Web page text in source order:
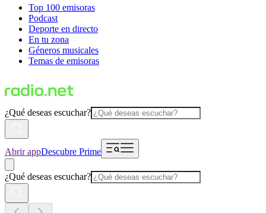
Top 100 emisoras
Podcast
Deporte en directo
En tu zona
Géneros musicales
Temas de emisoras
¿Qué deseas escuchar?
Abrir appDescubre Prime
¿Qué deseas escuchar?